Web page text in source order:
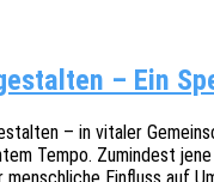
– Ein
– in vita­ler
Tempo. Zumin­dest